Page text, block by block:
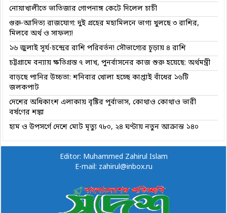
নোয়াখালীতে ভাতিজার গোপনাঙ্গ কেটে দিলেল চাচী
গুরু-আদিত্য রাজযোগ: দুই গ্রহের মহামিলনে ভাগ্য খুলছে ৩ রাশির,
মিলবে অর্থ ও সাফল্য!
১৬ জুলাই সূর্য-চন্দ্রের রাশি পরিবর্তন! সৌভাগ্যের চূড়ায় ৪ রাশি
চট্টগ্রামে বন্যায় ক্ষতিগ্রস্ত ৭ লাখ, পুনর্বাসনের কাজ শুরু হয়েছে: অর্থমন্ত্রী
বাড়ছে পানির উচ্চতা: শনিবার খোলা হচ্ছে কাপ্তাই বাঁধের ১৬টি
জলকপাট
দেশের অধিকাংশ এলাকায় বৃষ্টির পূর্বাভাস, কোথাও কোথাও ভারী
বর্ষণের শঙ্কা
হাম ও উপসর্গে দেশে মোট মৃত্যু ৭৮০, ২৪ ঘণ্টায় নতুন আক্রান্ত ১৪০
Editor: Muhammed Zahirul Islam
E-mail: zahirul@inbox.ru